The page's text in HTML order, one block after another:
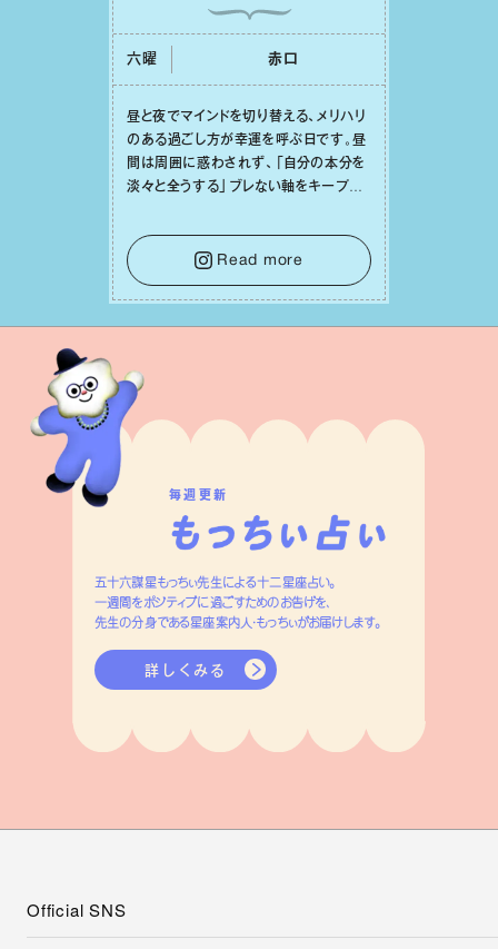
六曜 ⾚⼝
昼と夜でマインドを切り替える、メリハリ
のある過ごし⽅が幸運を呼ぶ⽇です。昼
間は周囲に惑わされず、「⾃分の本分を
淡々と全うする」ブレない軸をキープし
⾔葉に流されないよう、⼼にしっかりブ
レーキをかけること。この意識の切り替
えが、あなたに確かな安⼼感をもたらす
はずです。
Read more
毎週更新
五十六謀星もっちぃ先生による十二星座占い。
一週間をポジティブに過ごすためのお告げを、
先生の分身である星座案内人・もっちぃがお届けします。
詳しくみる
Official SNS